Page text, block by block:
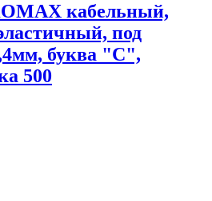
кабельный,
под
буква "C",
500